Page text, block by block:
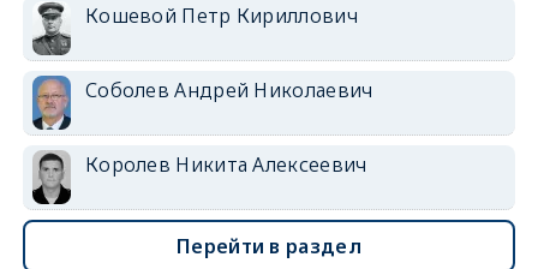
Кошевой Петр Кириллович
Соболев Андрей Николаевич
Королев Никита Алексеевич
Перейти в раздел